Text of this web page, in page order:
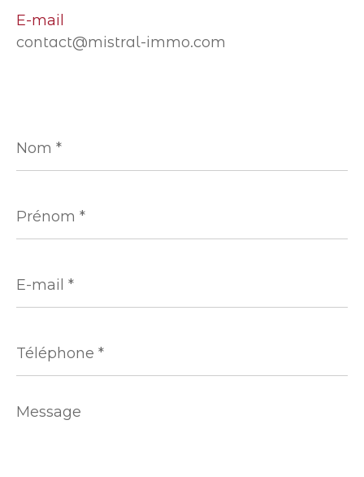
E-mail
contact@mistral-immo.com
*
*
mail
*
*
Message